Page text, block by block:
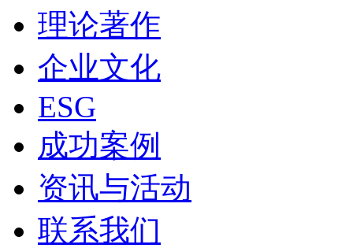
理论著作
企业文化
ESG
成功案例
资讯与活动
联系我们